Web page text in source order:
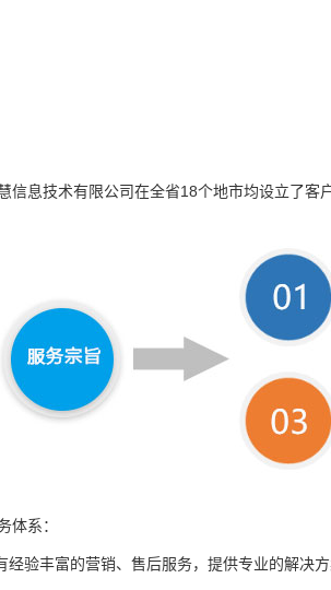
信息技术有限公司在全省18个地市均设立了
体系：
经验丰富的营销、售后服务，提供专业的解决